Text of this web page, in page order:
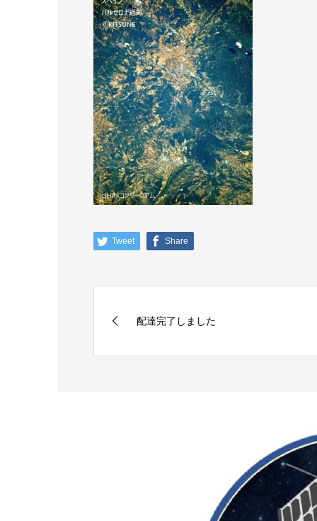
Tweet Share
配達完了しました